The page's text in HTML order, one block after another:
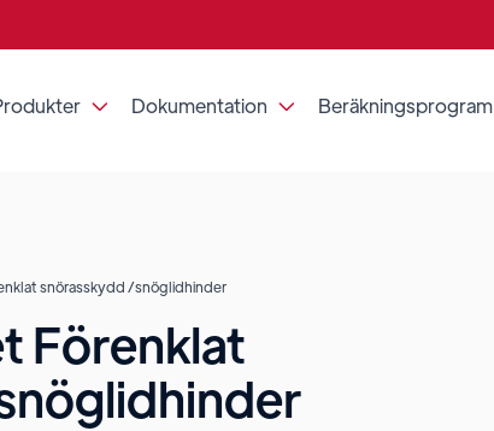
 Dokumentation  Beräkningsprogram
snörasskydd /snöglidhinder
Förenklat